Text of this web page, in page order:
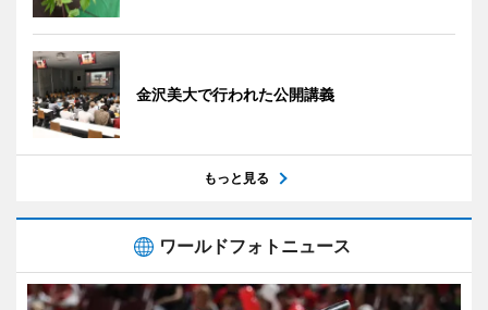
金沢美大で行われた公開講義
もっと見る
ワールドフォトニュース